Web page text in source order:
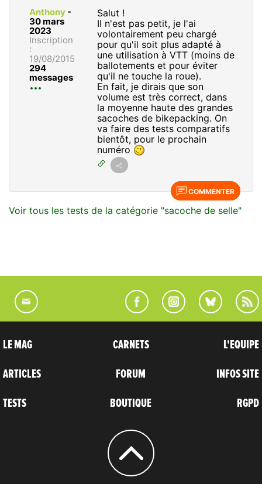
Anthony -
30 mars
2023
Inscription
:
19/08/2015
294
messages
Salut !
Il n'est pas petit, je l'ai
volontairement peu chargé
pour qu'il soit plus adapté à
une utilisation à VTT (moins de
ballotements et pour éviter
qu'il ne touche la roue).
En fait, je dirais que son
volume est très correct, dans
la moyenne haute des grandes
sacoches de bikepacking. On
va faire des tests comparatifs
bientôt, pour le prochain
numéro
COMMENTER
Voir tous les tests de la catégorie "sacoche de selle"
LE MAG
ARTICLES
TESTS
CARNETS
FORUM
BOUTIQUE
L'EQUIPE
INFOS SITE
RGPD